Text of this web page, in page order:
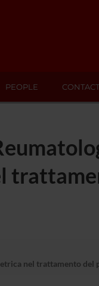
PEOPLE
nel trattamento